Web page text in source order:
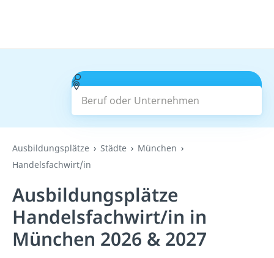
Beruf oder Unternehmen
Suchen
Ausbildungsplätze Städte
München
Handelsfachwirt/in
Ausbildungsplätze
Handelsfachwirt/in in
München 2026 & 2027